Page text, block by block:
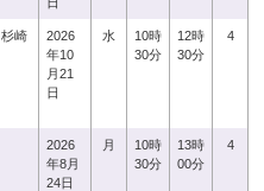
杉崎
2026
年10
月21
日
水
10時
30分
12時
30分
4
2026
年8月
24日
月
10時
30分
13時
00分
4